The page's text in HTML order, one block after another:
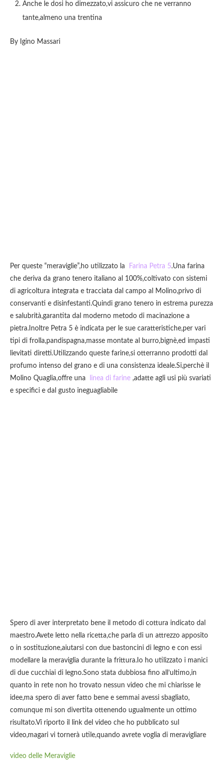
Anche le dosi ho dimezzato,vi assicuro che ne verranno
tante,almeno una trentina
By Igino Massari
Per queste “meraviglie”,ho utilizzato la Farina Petra 5.Una farina
che deriva da grano tenero italiano al 100%,coltivato con sistemi
di agricoltura integrata e tracciata dal campo al Molino,privo di
conservanti e disinfestanti.Quindi grano tenero in estrema purezza
e salubrità,garantita dal moderno metodo di macinazione a
pietra.Inoltre Petra 5 è indicata per le sue caratteristiche,per vari
tipi di frolla,pandispagna,masse montate al burro,bignè,ed impasti
lievitati diretti.Utilizzando queste farine,si otterranno prodotti dal
profumo intenso del grano e di una consistenza ideale.Si,perchè il
Molino Quaglia,offre una
linea di farine ,adatte agli usi più svariati
e specifici e dal gusto ineguagliabile
Spero di aver interpretato bene il metodo di cottura indicato dal
maestro.Avete letto nella ricetta,che parla di un attrezzo apposito
o in sostituzione,aiutarsi con due bastoncini di legno e con essi
modellare la meraviglia durante la frittura.Io ho utilizzato i manici
di due cucchiai di legno.Sono stata dubbiosa fino all’ultimo,in
quanto in rete non ho trovato nessun video che mi chiarisse le
idee,ma spero di aver fatto bene e semmai avessi sbagliato,
comunque mi son divertita ottenendo ugualmente un ottimo
risultato.Vi riporto il link del video che ho pubblicato sul
video,magari vi tornerà utile,quando avrete voglia di meravigliare
video delle Meraviglie